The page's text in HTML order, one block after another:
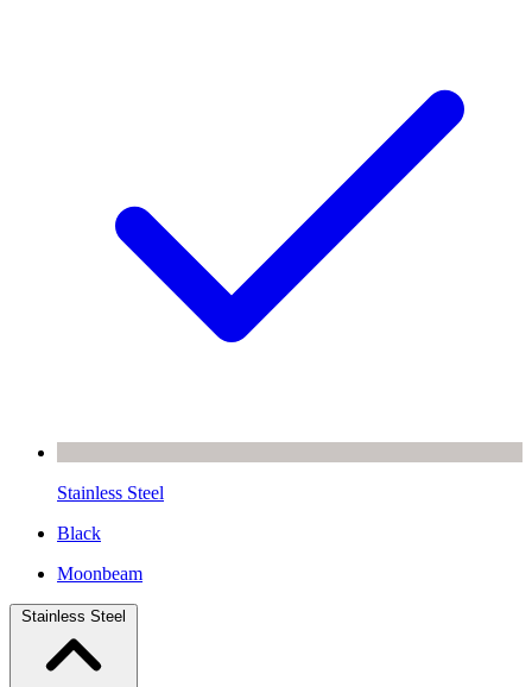
Stainless Steel
Black
Moonbeam
Stainless Steel